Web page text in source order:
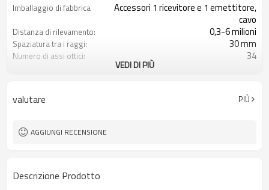
Imballaggio di fabbrica
Accessori 1 ricevitore e 1 emettitore,
cavo
Distanza di rilevamento: 0,3-6 milioni
Spaziatura tra i raggi: 30 mm
Numero di assi ottici: 34
Spina di interfaccia Dotato di connettore M12
Certificazione:
VEDI DI PIÙ
valutare PIÙ
AGGIUNGI RECENSIONE
Descrizione Prodotto